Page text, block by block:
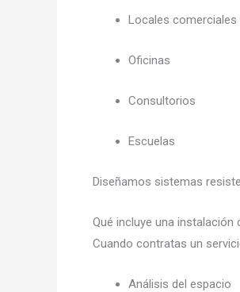
Locales comerciales
Oficinas
Consultorios
Escuelas
Diseñamos sistemas
Qué incluye una
Cuando contratas un
Análisis del espacio